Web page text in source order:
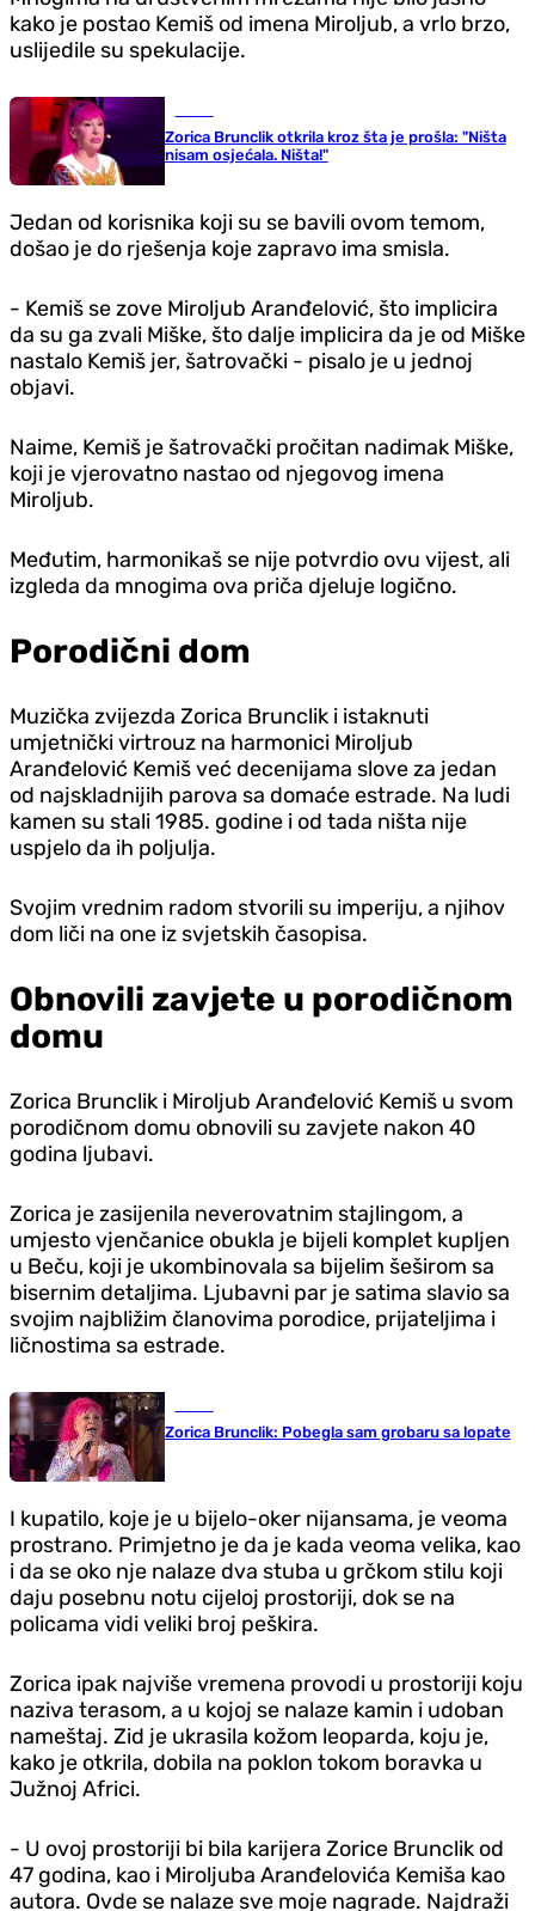
kako je postao Kemiš od imena Miroljub, a vrlo brzo,
uslijedile su spekulacije.
Zorica Brunclik otkrila kroz šta je prošla: "Ništa
nisam osjećala. Ništa!"
Jedan od korisnika koji su se bavili ovom temom,
došao je do rješenja koje zapravo ima smisla.
- Kemiš se zove Miroljub Aranđelović, što implicira
da su ga zvali Miške, što dalje implicira da je od Miške
nastalo Kemiš jer, šatrovački - pisalo je u jednoj
objavi.
Naime, Kemiš je šatrovački pročitan nadimak Miške,
koji je vjerovatno nastao od njegovog imena
Miroljub.
Međutim, harmonikaš se nije potvrdio ovu vijest, ali
izgleda da mnogima ova priča djeluje logično.
Porodični dom
Muzička zvijezda Zorica Brunclik i istaknuti
umjetnički virtrouz na harmonici Miroljub
Aranđelović Kemiš već decenijama slove za jedan
od najskladnijih parova sa domaće estrade. Na ludi
kamen su stali 1985. godine i od tada ništa nije
uspjelo da ih poljulja.
Svojim vrednim radom stvorili su imperiju, a njihov
dom liči na one iz svjetskih časopisa.
Obnovili zavjete u porodičnom
domu
Zorica Brunclik i Miroljub Aranđelović Kemiš u svom
porodičnom domu obnovili su zavjete nakon 40
godina ljubavi.
Zorica je zasijenila neverovatnim stajlingom, a
umjesto vjenčanice obukla je bijeli komplet kupljen
u Beču, koji je ukombinovala sa bijelim šeširom sa
bisernim detaljima. Ljubavni par je satima slavio sa
svojim najbližim članovima porodice, prijateljima i
ličnostima sa estrade.
Zorica Brunclik: Pobegla sam grobaru sa lopate
I kupatilo, koje je u bijelo-oker nijansama, je veoma
prostrano. Primjetno je da je kada veoma velika, kao
i da se oko nje nalaze dva stuba u grčkom stilu koji
daju posebnu notu cijeloj prostoriji, dok se na
policama vidi veliki broj peškira.
Zorica ipak najviše vremena provodi u prostoriji koju
naziva terasom, a u kojoj se nalaze kamin i udoban
nameštaj. Zid je ukrasila kožom leoparda, koju je,
kako je otkrila, dobila na poklon tokom boravka u
Južnoj Africi.
- U ovoj prostoriji bi bila karijera Zorice Brunclik od
47 godina, kao i Miroljuba Aranđelovića Kemiša kao
autora. Ovde se nalaze sve moje nagrade. Najdraži